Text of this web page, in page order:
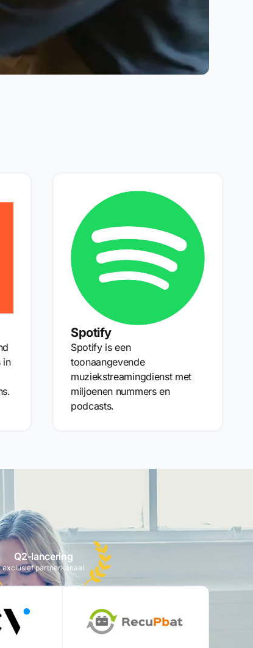
in
Spotify
Spotify is een
toonaangevende
muziekstreamingdienst met
miljoenen nummers en
podcasts.
Q2-lancering
exclusief partnerkanaal